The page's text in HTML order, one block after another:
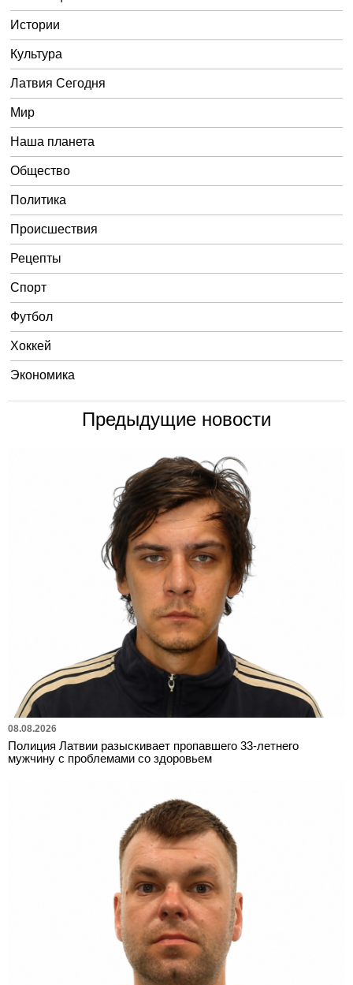
Истории
Культура
Латвия Сегодня
Мир
Наша планета
Общество
Политика
Происшествия
Рецепты
Спорт
Футбол
Хоккей
Экономика
Предыдущие новости
08.08.2026
Полиция Латвии разыскивает пропавшего 33-летнего
мужчину с проблемами со здоровьем